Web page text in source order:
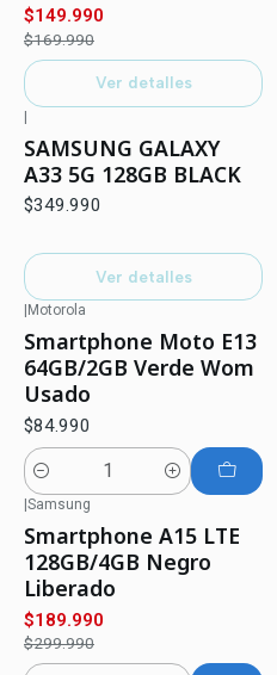
$149.990
$169.990
Ver detalles
|
SAMSUNG GALAXY
A33 5G 128GB BLACK
$349.990
Ver detalles
Motorola
Smartphone Moto E13
64GB/2GB Verde Wom
Usado
$84.990
Cantidad
Samsung
Smartphone A15 LTE
128GB/4GB Negro
Liberado
$189.990
$299.990